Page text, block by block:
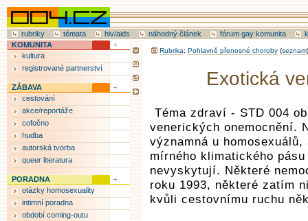
rubriky témata hiv/aids náhodný článek fórum gay komunita
Rubrika: Pohlavně přenosné choroby (seznam)
Exotická
Téma zdraví - STD 004
venerických onemocnění.
významná u
mírného klimatického
nevyskytují. Některé
roku 1993, některé zatím
kvůli cestovnímu ruchu
KOMUNITA
kultura
registrované partnerství
ZÁBAVA
cestování
akce/reportáže
cofočno
hudba
autorská tvorba
queer literatura
PORADNA
otázky homosexuality
intimní poradna
období coming-outu